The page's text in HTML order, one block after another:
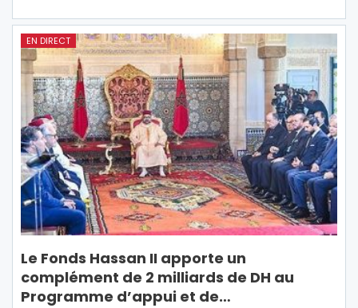
EN DIRECT
Le Fonds Hassan II apporte un
complément de 2 milliards de DH au
Programme d’appui et de…